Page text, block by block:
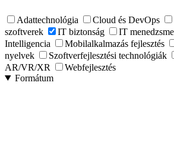
Adattechnológia Cloud és DevOps
szoftverek
IT biztonság IT
Intelligencia
Mobilalkalmazás fejlesztés
nyelvek
Szoftverfejlesztési technológiák
AR/VR/XR
Webfejlesztés
Formátum